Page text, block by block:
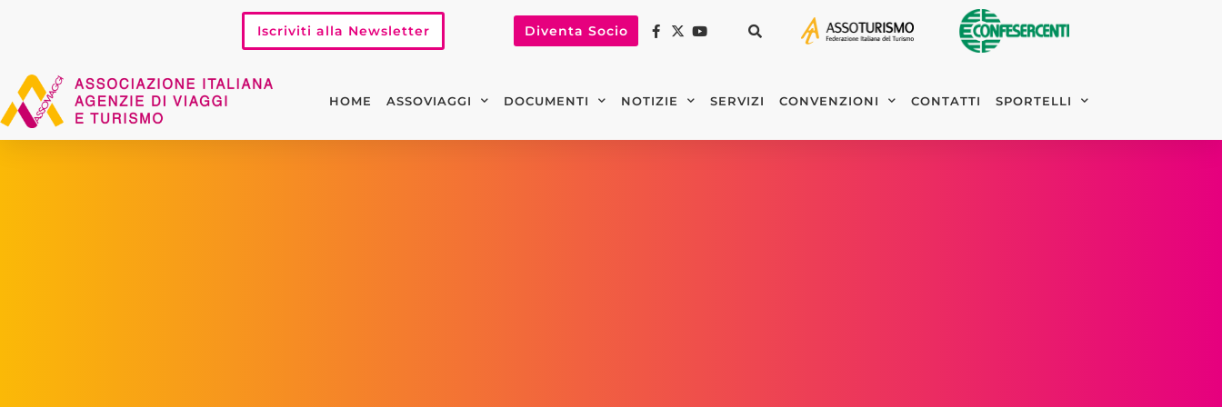
Iscriviti alla Newsletter Diventa Socio
HOME ASSOVIAGGI DOCUMENTI NOTIZIE SERVIZI CONVENZIONI CONTATTI SPORTELLI